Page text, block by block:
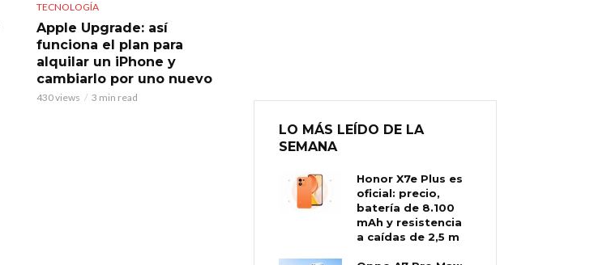
TECNOLOGÍA
Apple Upgrade: así
funciona el plan para
alquilar un iPhone y
cambiarlo por uno nuevo
430 views 3 min read
LO MÁS LEÍDO DE LA
SEMANA
Honor X7e Plus es
oficial: precio,
batería de 8.100
mAh y resistencia
a caídas de 2,5 m